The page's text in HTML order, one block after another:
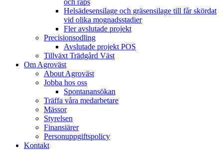
och raps
Helsädesensilage och gräsensilage till får skördat
vid olika mognadsstadier
Fler avslutade projekt
Precisionsodling
Avslutade projekt POS
Tillväxt Trädgård Väst
Om Agroväst
About Agroväst
Jobba hos oss
Spontanansökan
Träffa våra medarbetare
Mässor
Styrelsen
Finansiärer
Personuppgiftspolicy
Kontakt